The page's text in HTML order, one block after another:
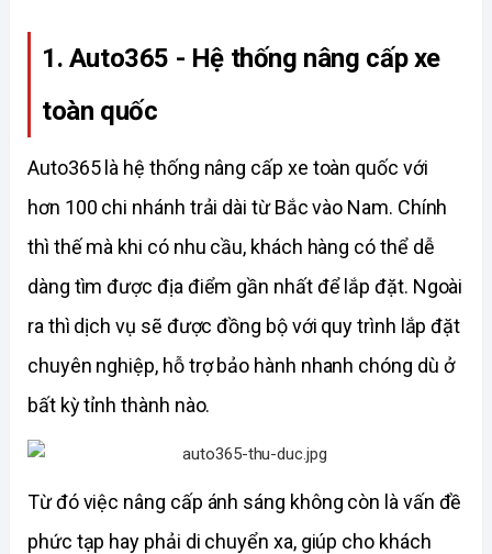
1. Auto365 - Hệ thống nâng cấp xe
toàn quốc
Auto365 là hệ thống nâng cấp xe toàn quốc với
hơn 100 chi nhánh trải dài từ Bắc vào Nam. Chính
thì thế mà khi có nhu cầu, khách hàng có thể dễ
dàng tìm được địa điểm gần nhất để lắp đặt. Ngoài
ra thì dịch vụ sẽ được đồng bộ với quy trình lắp đặt
chuyên nghiệp, hỗ trợ bảo hành nhanh chóng dù ở
bất kỳ tỉnh thành nào.
Từ đó việc nâng cấp ánh sáng không còn là vấn đề
phức tạp hay phải di chuyển xa, giúp cho khách